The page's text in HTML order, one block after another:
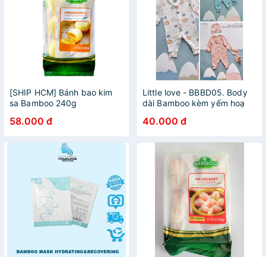
[SHIP HCM] Bánh bao kim
sa Bamboo 240g
58.000 đ
Little love - BBBD05. Body
dài Bamboo kèm yếm hoạ
40.000 đ